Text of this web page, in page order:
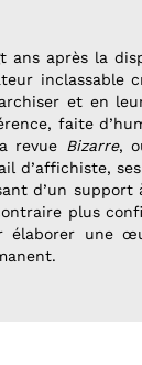
ans après la
inclassable
et en
faite
revue Bizarre,
d’affichiste,
d’un
plus
élaborer une